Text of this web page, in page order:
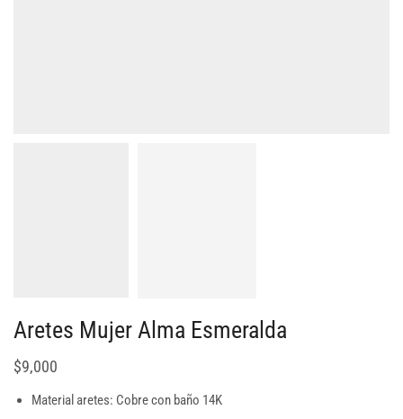
Aretes Mujer Alma Esmeralda
$9,000
Material aretes: Cobre con baño 14K